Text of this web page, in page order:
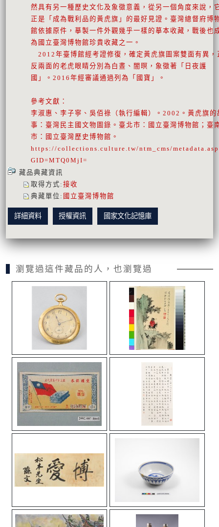
然具有另一種歷史文化及象徵意義，從另一個角度來說，
正是「成為戰利品的黃虎旗」的最好見證。臺灣總督府博
館依據原件，摹製一件外觀幾乎一樣的摹本收藏，戰後也
為國立臺灣博物館珍貴收藏之一。
2012年臺博館經考證修復，確定黃虎旗圖案雙面有異，
反兩面的老虎眼睛分別為白晝、闇暝，象徵著「日夜護
國」。2016年經審議通過列為「國寶」。
參考文獻：
李淑惠、李子寧、吳佰祿（執行編輯）。2002。黃虎旗的
事：臺灣民主國文物圖錄。臺北市：國立臺灣博物館；臺
市：國立臺灣歷史博物館。
https://collections.culture.tw/ntm_cms/
GID=MTQ0MjI=
藏品典藏資訊
取得方式 : 接收
典藏單位 : 國立臺灣博物館
詳細資料 授權資訊 國家文化記憶庫
瀏覽過這件藏品的人，也瀏覽過